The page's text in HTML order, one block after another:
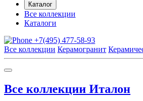
Каталог
Все коллекции
Каталоги
+7(495) 477-58-93
Все коллекции Керамогранит
Все коллекции Италон